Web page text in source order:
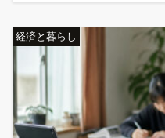
経済と暮らし